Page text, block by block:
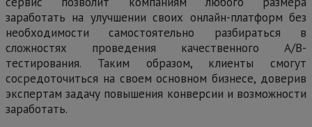
заработать на улучшении своих онлайн-платформ без
необходимости самостоятельно разбираться в
сложностях проведения качественного А/В-
тестирования. Таким образом, клиенты смогут
сосредоточиться на своем основном бизнесе, доверив
экспертам задачу повышения конверсии и возможности
заработать.